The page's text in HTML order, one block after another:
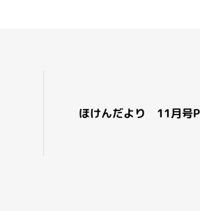
ほけんだより 11月号